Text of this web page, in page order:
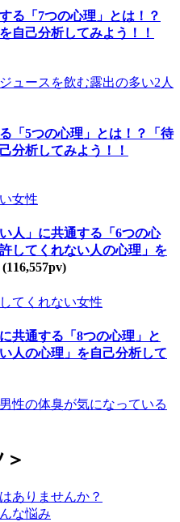
る「7つの心理」とは！？
自己分析してみよう！！
「5つの心理」とは！？「待
分析してみよう！！
人」に共通する「6つの心
してくれない人の心理」を
(116,557pv)
共通する「8つの心理」と
人の心理」を自己分析して
ありませんか？
な悩み